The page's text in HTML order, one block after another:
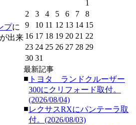
プに
出来
1
2
3 4 5 6 7
8
9
10 11 12 13 14 15
16 17 18 19 20 21 22
23 24 25 26 27 28 29
30 31
最新記事
■ トヨタ ランドクルーザー
300にクリフォード取付。
(2026/08/04)
■レクサスRXにパンテーラ取
付。(2026/08/03)